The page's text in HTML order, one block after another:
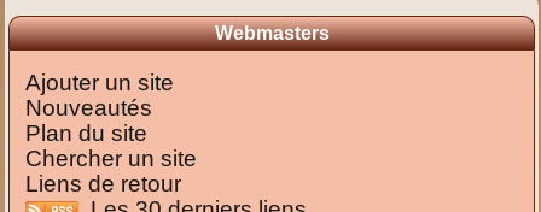
Webmasters
Ajouter un site
Nouveautés
Plan du site
Chercher un site
Liens de retour